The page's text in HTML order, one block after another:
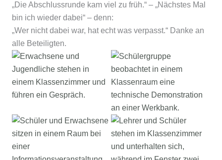
„Die Abschlussrunde kam viel zu früh.“ – „Nächstes Mal
bin ich wieder dabei“ – denn:
„Wer nicht dabei war, hat echt was verpasst.“ Danke an
alle Beteiligten.